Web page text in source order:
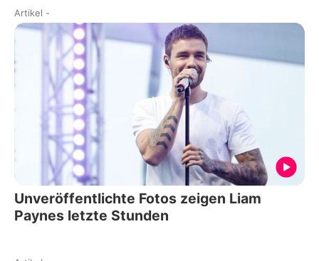
Artikel -
Unveröffentlichte Fotos zeigen Liam
Paynes letzte Stunden